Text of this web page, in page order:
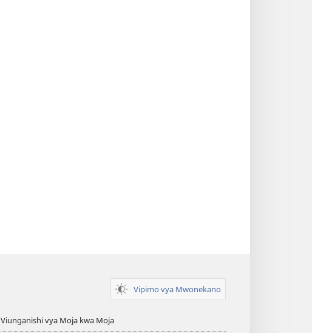
Vipimo vya Mwonekano
Viunganishi vya Moja kwa Moja